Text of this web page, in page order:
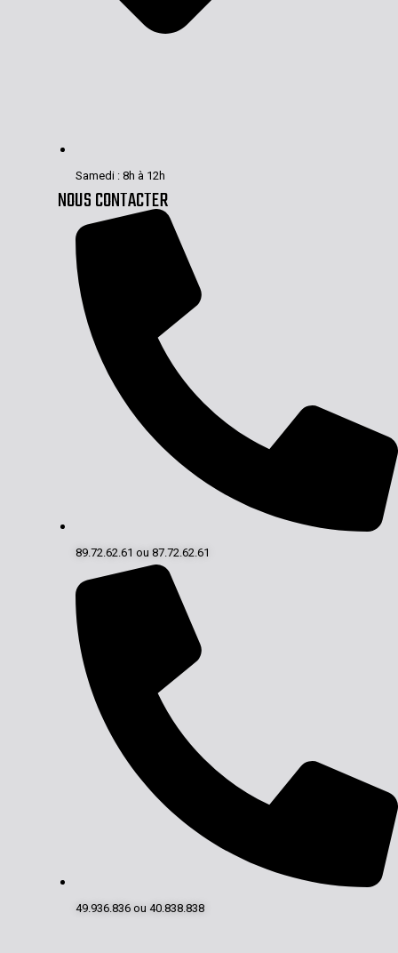
Samedi : 8h à 12h
NOUS CONTACTER
89.72.62.61 ou 87.72.62.61
49.936.836 ou 40.838.838